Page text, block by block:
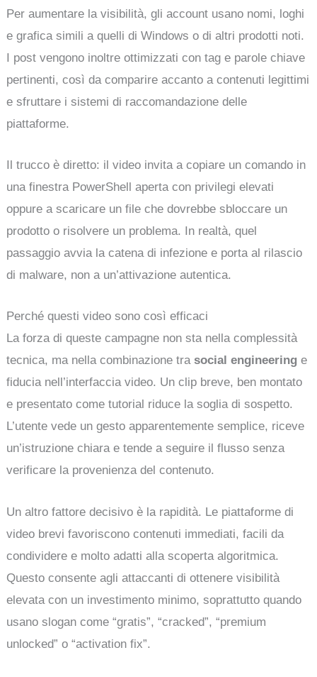
Per aumentare la visibilità, gli account usano nomi, loghi
e grafica simili a quelli di Windows o di altri prodotti noti.
I post vengono inoltre ottimizzati con tag e parole chiave
pertinenti, così da comparire accanto a contenuti legittimi
e sfruttare i sistemi di raccomandazione delle
piattaforme.
Il trucco è diretto: il video invita a copiare un comando in
una finestra PowerShell aperta con privilegi elevati
oppure a scaricare un file che dovrebbe sbloccare un
prodotto o risolvere un problema. In realtà, quel
passaggio avvia la catena di infezione e porta al rilascio
di malware, non a un’attivazione autentica.
Perché questi video sono così efficaci
La forza di queste campagne non sta nella complessità
tecnica, ma nella combinazione trasocial engineering e
fiducia nell’interfaccia video. Un clip breve, ben montato
e presentato come tutorial riduce la soglia di sospetto.
L’utente vede un gesto apparentemente semplice, riceve
un’istruzione chiara e tende a seguire il flusso senza
verificare la provenienza del contenuto.
Un altro fattore decisivo è la rapidità. Le piattaforme di
video brevi favoriscono contenuti immediati, facili da
condividere e molto adatti alla scoperta algoritmica.
Questo consente agli attaccanti di ottenere visibilità
elevata con un investimento minimo, soprattutto quando
usano slogan come “gratis”, “cracked”, “premium
unlocked” o “activation fix”.